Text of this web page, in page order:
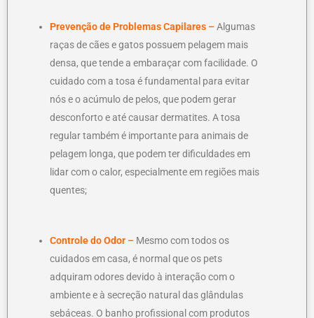
Prevenção de Problemas Capilares – Algumas
raças de cães e gatos possuem pelagem mais
densa, que tende a embaraçar com facilidade. O
cuidado com a tosa é fundamental para evitar
nós e o acúmulo de pelos, que podem gerar
desconforto e até causar dermatites. A tosa
regular também é importante para animais de
pelagem longa, que podem ter dificuldades em
lidar com o calor, especialmente em regiões mais
quentes;
Controle do Odor – Mesmo com todos os
cuidados em casa, é normal que os pets
adquiram odores devido à interação com o
ambiente e à secreção natural das glândulas
sebáceas. O banho profissional com produtos